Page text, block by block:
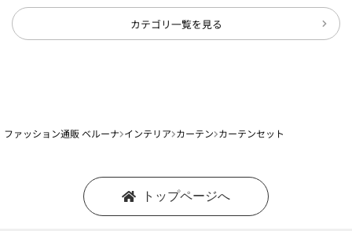
カテゴリ一覧を見る
ファッション通販 ベルーナ インテリア カーテン カーテンセット
トップページへ